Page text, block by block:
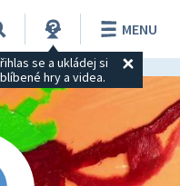
se a ukládej si
hry a videa.
MENU